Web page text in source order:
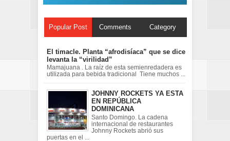
Popular Post Comments Category
El timacle. Planta “afrodisíaca” que se dice
levanta la “virilidad”
Mamajuana . La raíz de esta semienredadera es
utilizada para bebida tradicional Tiene muchos ...
JOHNNY ROCKETS YA ESTA
EN REPÚBLICA
DOMINICANA
Santo Domingo. La cadena
internacional de restaurantes
Johnny Rockets abrió sus
puertas en el ...